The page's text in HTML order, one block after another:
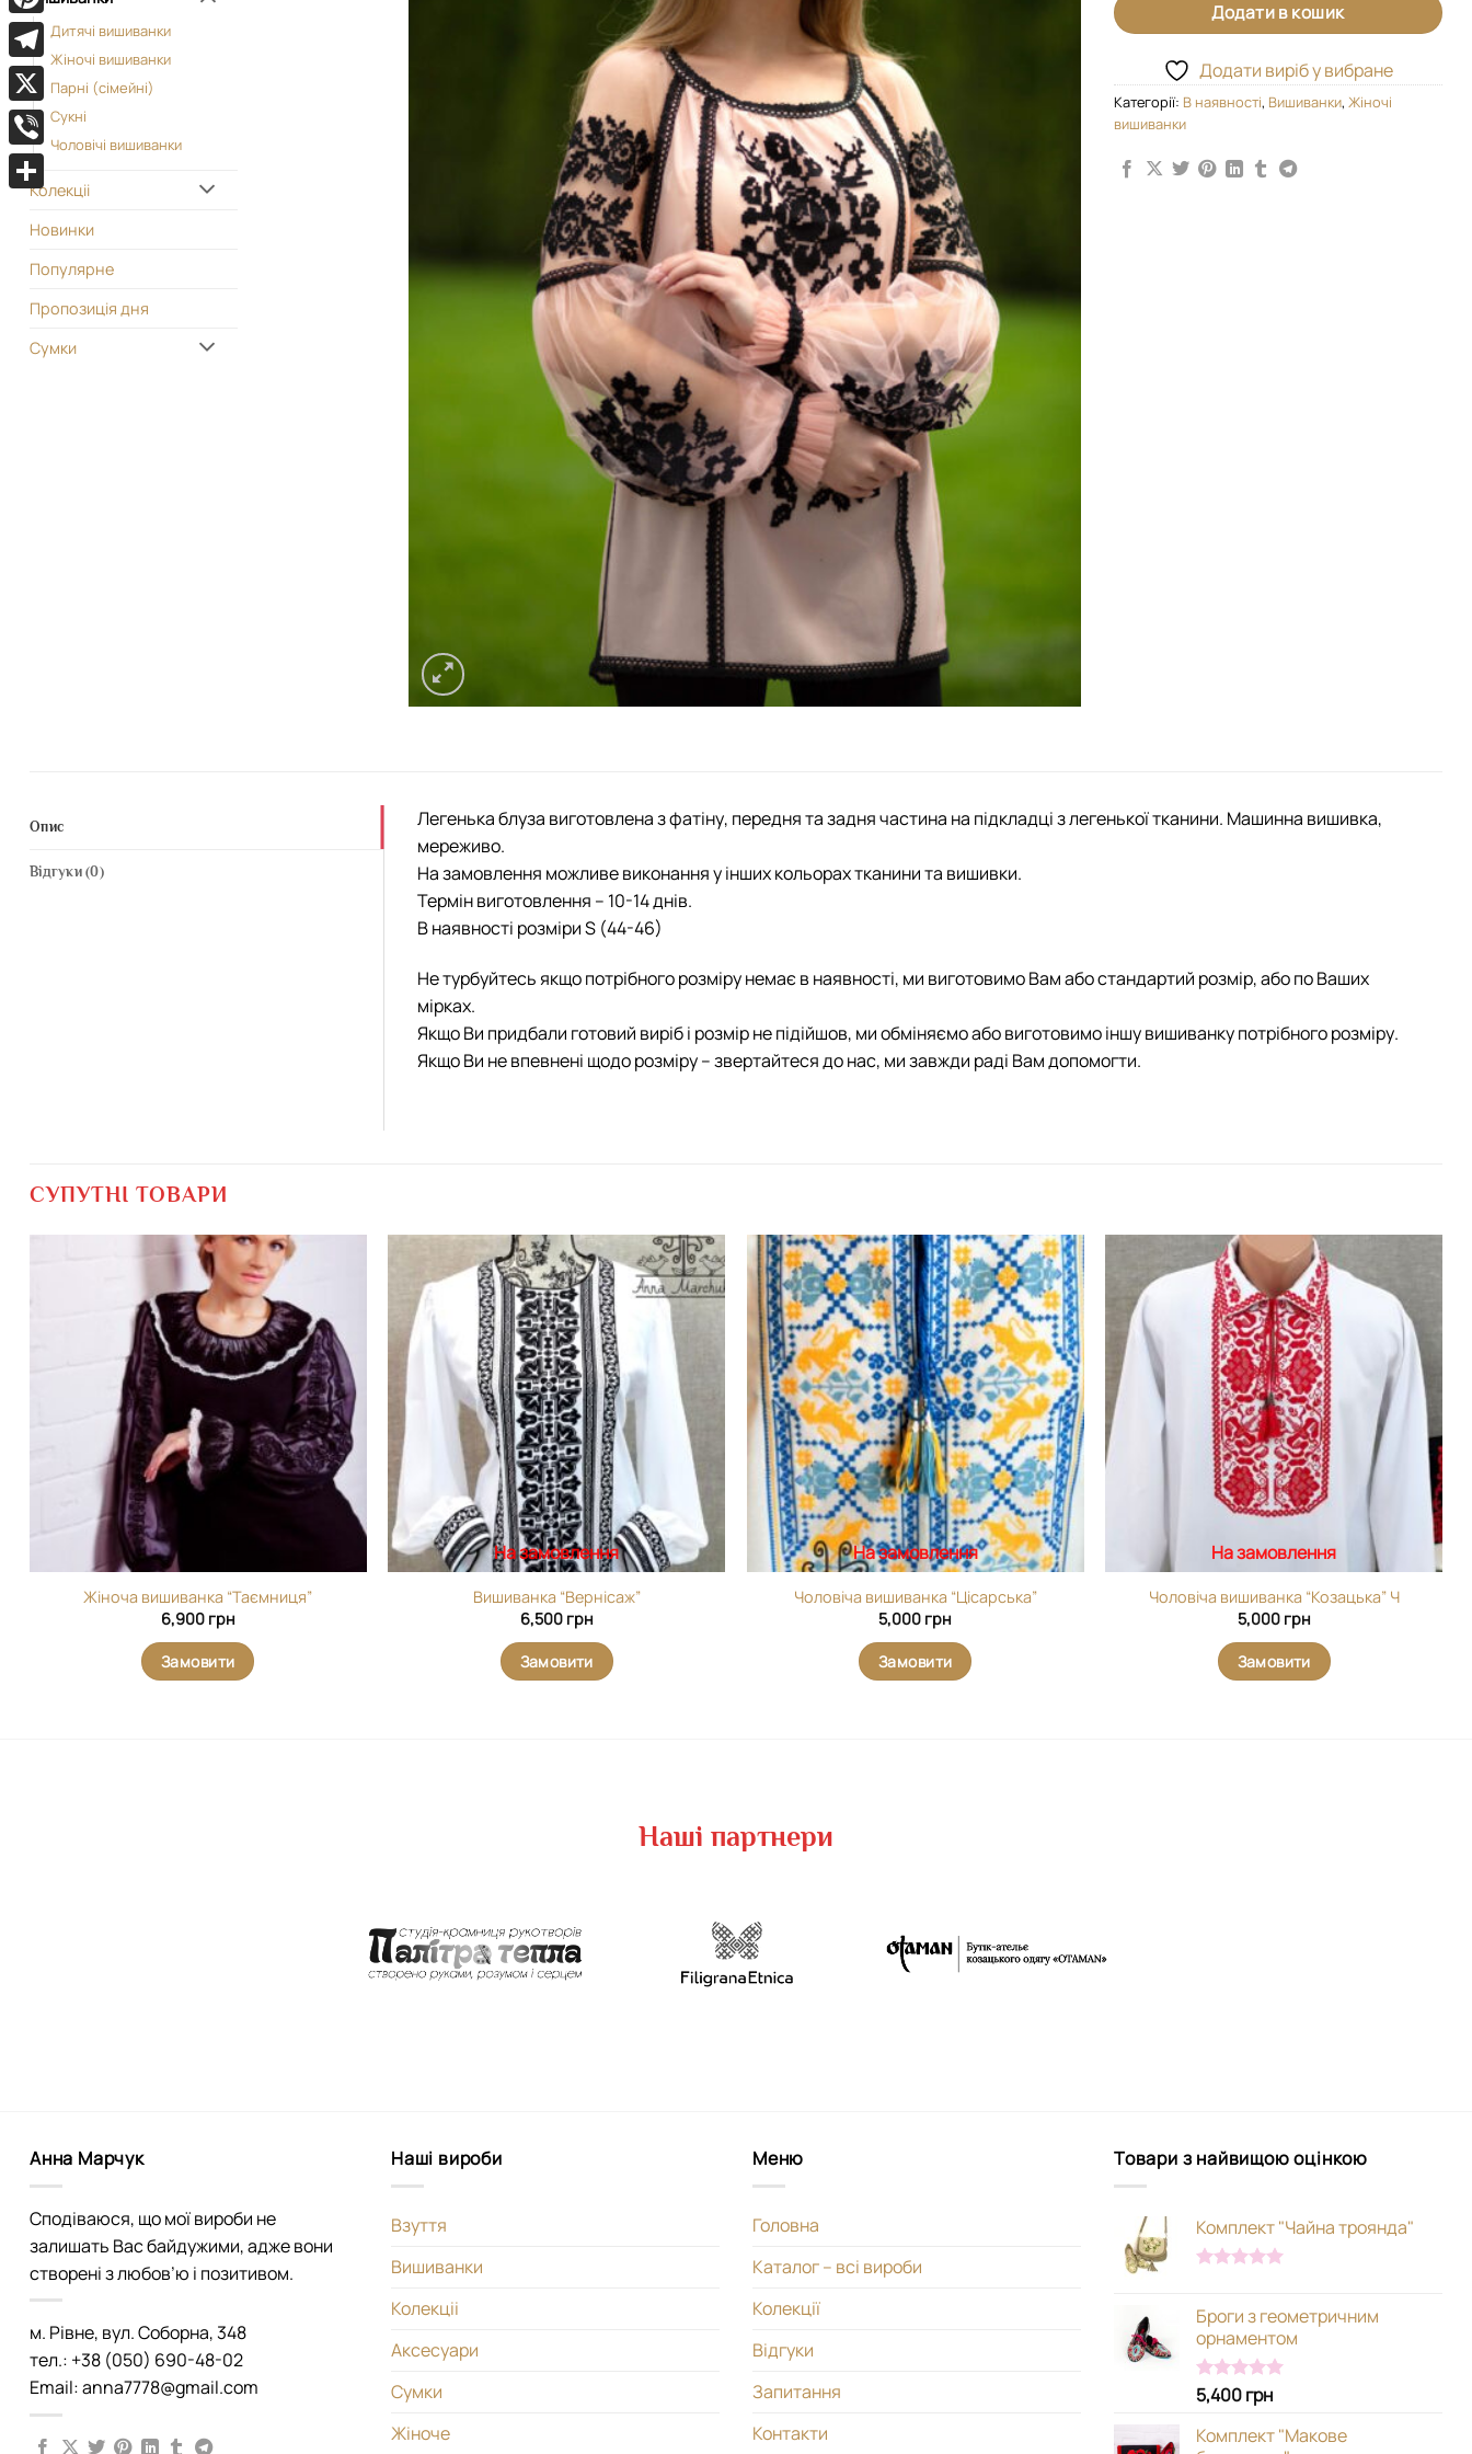
Дитячі вишиванки
Жіночі вишиванки
Парні (сімейні)
Сукні
Чоловічі вишиванки
Колекціі
Новинки
Популярне
Пропозиція дня
Сумки
Додати в кошик
Додати виріб у вибране
Категорії: В наявності, Вишиванки, Жіночі
вишиванки
Опис
Відгуки (0)
Легенька блуза виготовлена з фатіну, передня та задня частина на підкладці з легенької тканини. Машинна вишивка,
мереживо.
На замовлення можливе виконання у інших кольорах тканини та вишивки.
Термін виготовлення – 10-14 днів.
В наявності розміри S (44-46)
Не турбуйтесь якщо потрібного розміру немає в наявності, ми виготовимо Вам або стандартий розмір, або по Ваших
мірках.
Якщо Ви придбали готовий виріб і розмір не підійшов, ми обміняємо або виготовимо іншу вишиванку потрібного розміру.
Якщо Ви не впевнені щодо розміру – звертайтеся до нас, ми завжди раді Вам допомогти.
СУПУТНІ ТОВАРИ
виріб у
вибране
Жіноча вишиванка “Таємниця”
6,900 грн
Замовити
Додати
виріб у
вибране
На замовлення
Вишиванка “Вернісаж”
6,500 грн
Замовити
Додати
виріб у
вибране
На замовлення
Чоловіча вишиванка “Цісарська”
5,000 грн
Замовити
Додати
виріб у
вибране
На замовлення
Чоловіча вишиванка “Козацька” Ч
5,000 грн
Замовити
Наші партнери
Анна Марчук
Сподіваюся, що мої вироби не
залишать Вас байдужими, адже вони
створені з любов’ю і позитивом.
м. Рівне, вул. Соборна, 348
тел.: +38 (050) 690-48-02
Email: anna7778@gmail.com
Наші вироби
Взуття
Вишиванки
Колекціі
Аксесуари
Сумки
Жіноче
Меню
Головна
Каталог – всі вироби
Колекції
Відгуки
Запитання
Контакти
Товари з найвищою оцінкою
Комплект "Чайна троянда"
Броги з геометричним
орнаментом
Оцінено в
з 5
5,400грн
Комплект "Макове
Pinterest
Telegram
X
Viber
Поділитися